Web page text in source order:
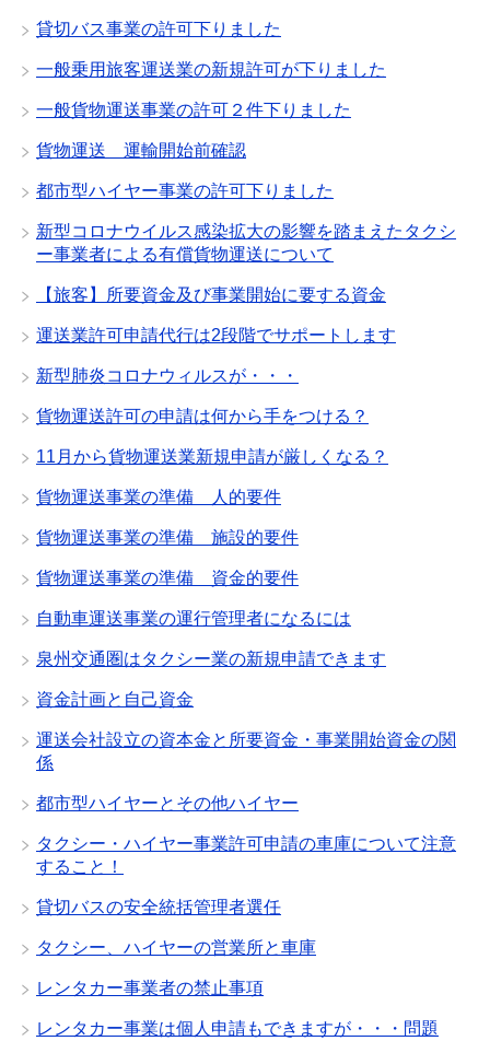
貸切バス事業の許可下りました
一般乗用旅客運送業の新規許可が下りました
一般貨物運送事業の許可２件下りました
貨物運送 運輸開始前確認
都市型ハイヤー事業の許可下りました
新型コロナウイルス感染拡大の影響を踏まえたタクシ
ー事業者による有償貨物運送について
【旅客】所要資金及び事業開始に要する資金
運送業許可申請代行は2段階でサポートします
新型肺炎コロナウィルスが・・・
貨物運送許可の申請は何から手をつける？
11月から貨物運送業新規申請が厳しくなる？
貨物運送事業の準備 人的要件
貨物運送事業の準備 施設的要件
貨物運送事業の準備 資金的要件
自動車運送事業の運行管理者になるには
泉州交通圏はタクシー業の新規申請できます
資金計画と自己資金
運送会社設立の資本金と所要資金・事業開始資金の関
係
都市型ハイヤーとその他ハイヤー
タクシー・ハイヤー事業許可申請の車庫について注意
すること！
貸切バスの安全統括管理者選任
タクシー、ハイヤーの営業所と車庫
レンタカー事業者の禁止事項
レンタカー事業は個人申請もできますが・・・問題